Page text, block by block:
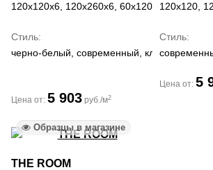
120x120x6, 120x260x6, 60x120x6
Стиль
черно-белый, современный, классический
Цена от: 5 903 руб./м2
120x120,
Стиль
Цена от: 5
Образцы в магазине
THE ROOM